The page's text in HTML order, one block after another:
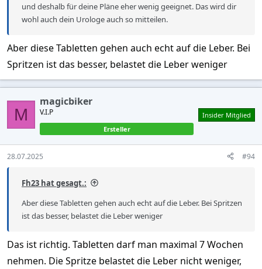
und deshalb für deine Pläne eher wenig geeignet. Das wird dir
wohl auch dein Urologe auch so mitteilen.
Aber diese Tabletten gehen auch echt auf die Leber. Bei
Spritzen ist das besser, belastet die Leber weniger
M
magicbiker
V.I.P
Ersteller
Insider Mitglied
28.07.2025 #94
Fh23 hat gesagt.:
Aber diese Tabletten gehen auch echt auf die Leber. Bei Spritzen
ist das besser, belastet die Leber weniger
Das ist richtig. Tabletten darf man maximal 7 Wochen
nehmen. Die Spritze belastet die Leber nicht weniger,